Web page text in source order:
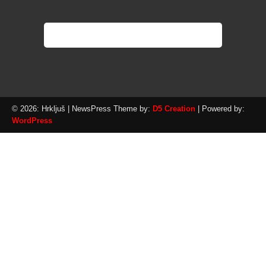
© 2026: Hrkljuš | NewsPress Theme by: D5 Creation | Powered by:
WordPress